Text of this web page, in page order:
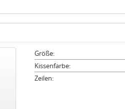
Größe:
Kissenfarbe:
Zeilen: